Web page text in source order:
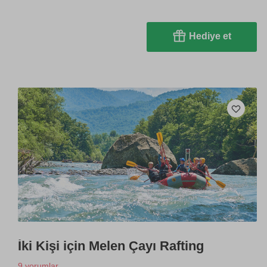
Hediye et
İki Kişi için Melen Çayı Rafting